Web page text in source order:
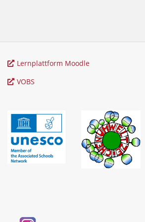
Lernplattform Moodle
VOBS